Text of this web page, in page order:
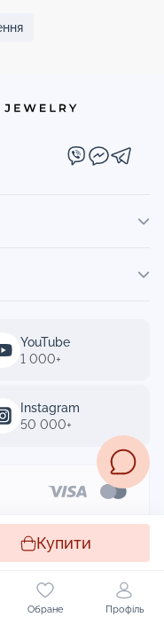
Обране Профіль
Купити
YouTube
1 000+
Instagram
50 000+